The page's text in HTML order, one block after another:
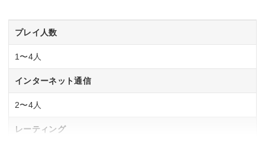
プレイ人数
1〜4人
インターネット通信
2〜4人
レーティング